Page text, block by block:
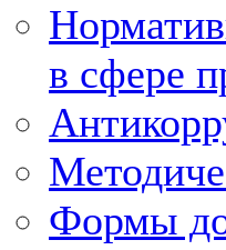
в сфере
Формы